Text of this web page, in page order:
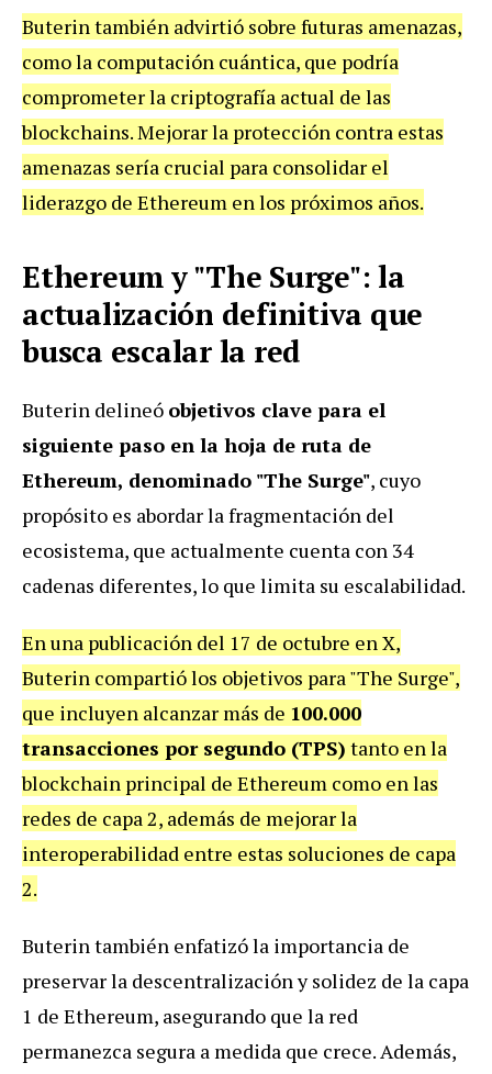
Buterin también advirtió sobre futuras amenazas,
como la computación cuántica, que podría
comprometer la criptografía actual de las
blockchains. Mejorar la protección contra estas
amenazas sería crucial para consolidar el
liderazgo de Ethereum en los próximos años.
Ethereum y "The Surge": la
actualización definitiva que
busca escalar la red
Buterin delineó objetivos clave para el
siguiente paso en la hoja de ruta de
Ethereum, denominado "The Surge", cuyo
propósito es abordar la fragmentación del
ecosistema, que actualmente cuenta con 34
cadenas diferentes, lo que limita su escalabilidad.
En una publicación del 17 de octubre en X,
Buterin compartió los objetivos para "The Surge",
que incluyen alcanzar más de 100.000
transacciones por segundo (TPS) tanto en la
blockchain principal de Ethereum como en las
redes de capa 2, además de mejorar la
interoperabilidad entre estas soluciones de capa
2.
Buterin también enfatizó la importancia de
preservar la descentralización y solidez de la capa
1 de Ethereum, asegurando que la red
permanezca segura a medida que crece. Además,